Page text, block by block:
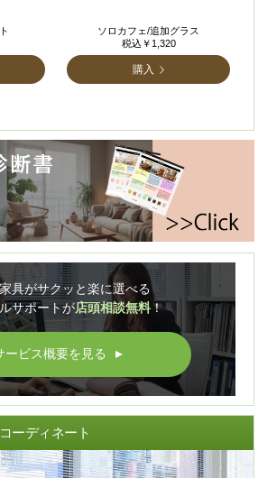
ソロカフェ/追加グラス
税込￥1,320
購入
具がサクッと楽に選べる
サポートが店頭相談無料！
ービス概要を見る ▲
ーディネート